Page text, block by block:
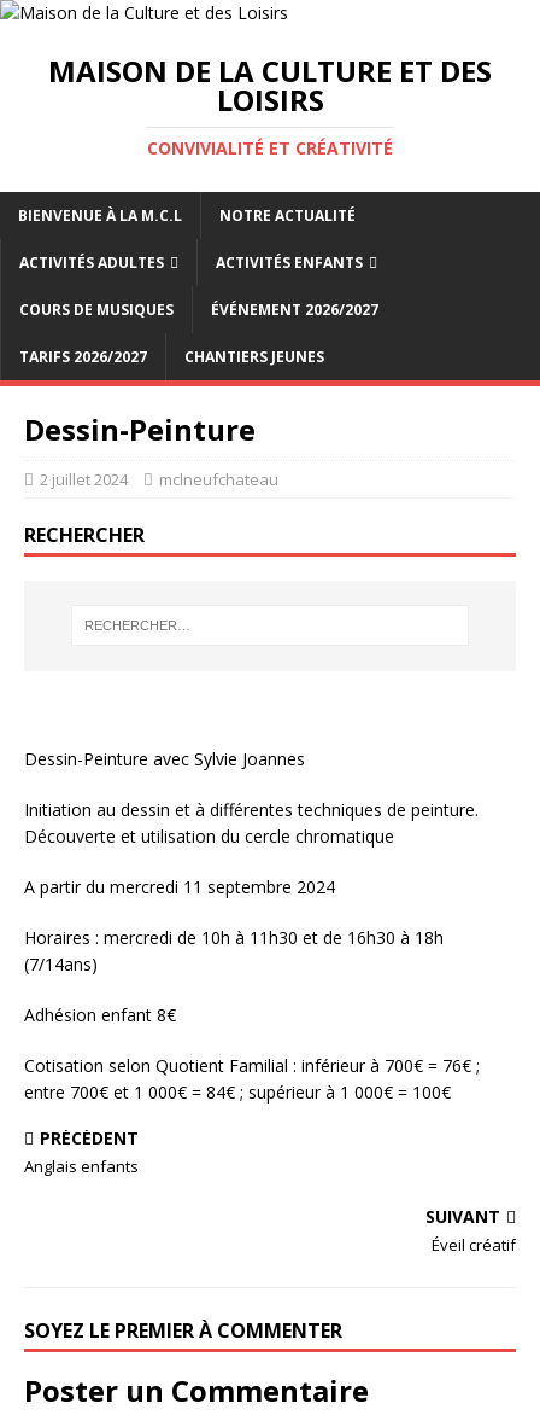
MAISON DE LA CULTURE ET DES
LOISIRS
CONVIVIALITÉ ET CRÉATIVITÉ
BIENVENUE À LA M.C.L NOTRE ACTUALITÉ
ACTIVITÉS ADULTES ACTIVITÉS ENFANTS
COURS DE MUSIQUES ÉVÉNEMENT 2026/2027
TARIFS 2026/2027 CHANTIERS JEUNES
Dessin-Peinture
2 juillet 2024 mclneufchateau
RECHERCHER
Dessin-Peinture avec Sylvie Joannes
Initiation au dessin et à différentes techniques de peinture.
Découverte et utilisation du cercle chromatique
A partir du mercredi 11 septembre 2024
Horaires : mercredi de 10h à 11h30 et de 16h30 à 18h
(7/14ans)
Adhésion enfant 8€
Cotisation selon Quotient Familial : inférieur à 700€ = 76€ ;
entre 700€ et 1 000€ = 84€ ; supérieur à 1 000€ = 100€
PRÉCÉDENT
Anglais enfants
SUIVANT
Éveil créatif
SOYEZ LE PREMIER À COMMENTER
Poster un Commentaire